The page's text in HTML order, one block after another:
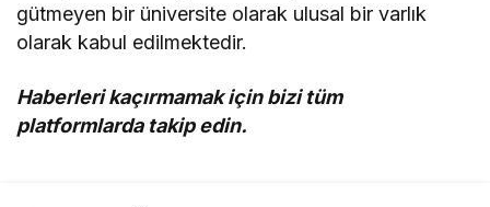
gütmeyen bir üniversite olarak ulusal bir varlık
olarak kabul edilmektedir.
Haberleri kaçırmamak için bizi tüm
platformlarda takip edin.